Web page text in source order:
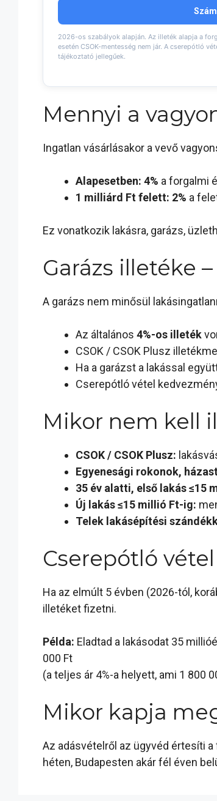
2026-os szabályok alapján. Az illeték alapja a
esetén CSOK-mentesség nem jár. A cserepótló
tájékoztató jellegűek.
Mennyi a
Ingatlan vásárlásakor a vevő
Alapesetben: 4% a forgalmi
1 milliárd Ft felett: 2% a
Ez vonatkozik lakásra, garázs,
Garázs illetéke
A garázs nem minősül
Az általános 4%-os illeték
CSOK / CSOK Plusz
Ha a garázst a lakással
Cserepótló vétel
Mikor nem kell
CSOK / CSOK Plusz:
Egyenesági rokonok,
35 év alatti, első lakás ≤15
Új lakás ≤15 millió Ft-ig:
Telek lakásépítési
Cserepótló
Ha az elmúlt 5 évben (2026-tól,
illetéket fizetni.
Példa: Eladtad a lakásodat 35
000 Ft
(a teljes ár 4%-a helyett, ami 1 800
Mikor kapja
Az adásvételről az ügyvéd értesíti
héten, Budapesten akár fél éven